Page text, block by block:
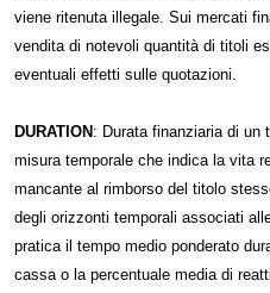
viene ritenuta illegale. Sui mercati
vendita di notevoli quantità di titoli
eventuali effetti sulle quotazioni.
DURATION : Durata finanziaria di un
misura temporale che indica la vita
mancante al rimborso del titolo
degli orizzonti temporali associati
pratica il tempo medio ponderato
cassa o la percentuale media di